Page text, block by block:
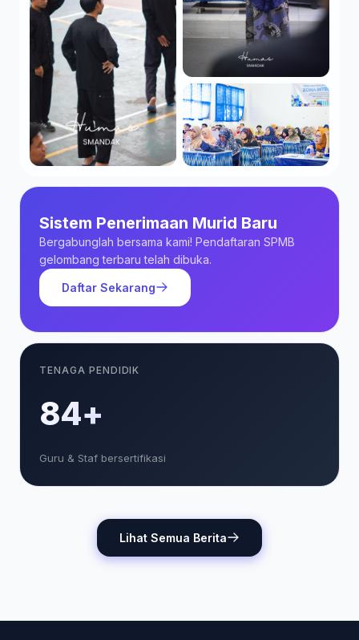
Sistem Penerimaan Murid Baru
Bergabunglah bersama kami! Pendaftaran SPMB
gelombang terbaru telah dibuka.
Daftar Sekarang
TENAGA PENDIDIK
85+
Guru & Staf bersertifikasi
Lihat Semua Berita